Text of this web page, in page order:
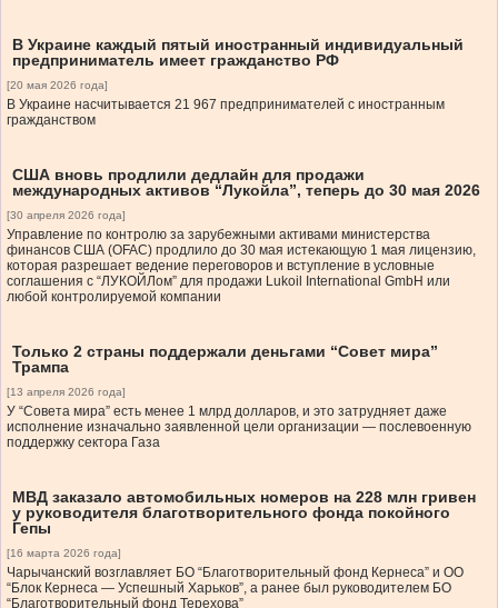
В Украине каждый пятый иностранный индивидуальный
предприниматель имеет гражданство РФ
[20 мая 2026 года]
В Украине насчитывается 21 967 предпринимателей с иностранным
гражданством
США вновь продлили дедлайн для продажи
международных активов “Лукойла”, теперь до 30 мая 2026
[30 апреля 2026 года]
Управление по контролю за зарубежными активами министерства
финансов США (OFAC) продлило до 30 мая истекающую 1 мая лицензию,
которая разрешает ведение переговоров и вступление в условные
соглашения с “ЛУКОЙЛом” для продажи Lukoil International GmbH или
любой контролируемой компании
Только 2 страны поддержали деньгами “Совет мира”
Трампа
[13 апреля 2026 года]
У “Совета мира” есть менее 1 млрд долларов, и это затрудняет даже
исполнение изначально заявленной цели организации — послевоенную
поддержку сектора Газа
МВД заказало автомобильных номеров на 228 млн гривен
у руководителя благотворительного фонда покойного
Гепы
[16 марта 2026 года]
Чарычанский возглавляет БО “Благотворительный фонд Кернеса” и ОО
“Блок Кернеса — Успешный Харьков”, а ранее был руководителем БО
“Благотворительный фонд Терехова”